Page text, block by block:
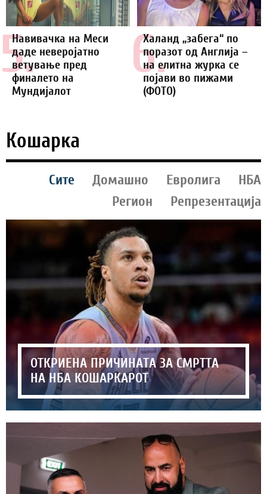
5.
Навивачка на Меси
даде неверојатно
ветување пред
финалето на
Мундијалот
6.
Халанд „забега“ по
поразот од Англија –
на елитна журка се
појави во пижами
(ФОТО)
Кошарка
Сите Домашно Евролига
НБА
Регион
Репрезентација
ОТКРИЕНА ПРИЧИНАТА ЗА СМРТТА
НА НБА КОШАРКАРОТ